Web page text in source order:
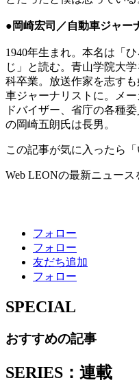
●岡崎宏司／自動車ジャー
1940年生まれ。本名は「
じ」と読む。青山学院大
科卒業。放送作家を志す
車ジャーナリストに。メ
ドバイザー、省庁の各種
の岡崎五朗氏は長男。
この記事が気に入ったら
Web LEONの最新ニュース
フォロー
フォロー
友だち追加
フォロー
SPECIAL
おすすめの記事
SERIES：連載